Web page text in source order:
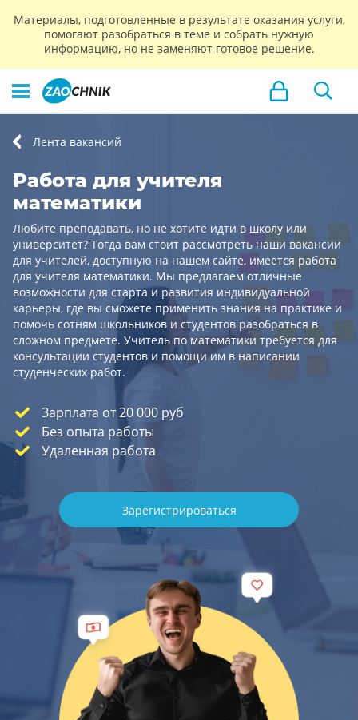
Материалы, подготовленные в результате оказания услуги,
помогают разобраться в теме и собрать нужную
информацию, но не заменяют готовое решение.
Лента вакансий
Работа для учителя
математики
Любите преподавать, но не хотите идти в школу или
университет? Тогда вам стоит рассмотреть наши вакансии
для учителей, доступную на нашем сайте, имеется работа
для учителя математики. Мы предлагаем отличные
возможности для старта и развития индивидуальной
карьеры, где вы сможете применить знания на практике и
помочь сотням школьников и студентов разобраться в
сложном предмете. Учитель по математики требуется для
консультации студентов и помощи им в написании
студенческих работ.
Зарплата от 20 000 руб
Без опыта работы
Удаленная работа
Зарегистрироваться